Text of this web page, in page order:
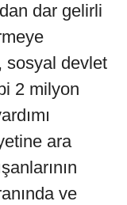
dar gelirli
sosyal devlet
2 milyon
ara
ve